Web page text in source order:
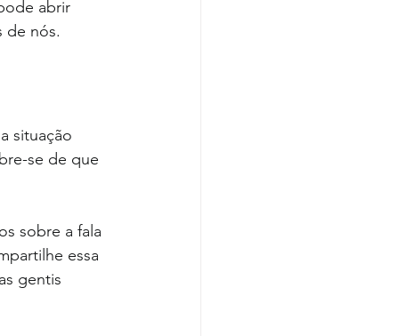
abrir
de nós.
situação
se de que
essa
gentis